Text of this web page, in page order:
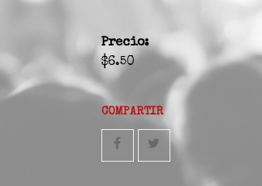
Precio:
$6.50
COMPARTIR